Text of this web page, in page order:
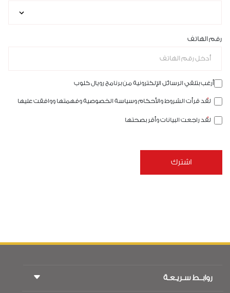
رقم الهاتف
أرغب بتلقي الرسائل الإلكترونية من برنامج رويال كلوب
لقد قرأت الشروط والأحكام وسياسة الخصوصية وفهمتها ووافقت عليها
لقد راجعت البيانات وأقر بصحتها
روابــط سـريـعـة